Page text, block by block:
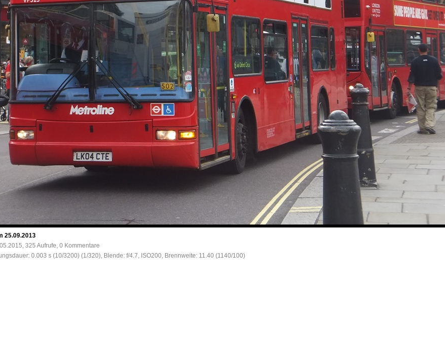
25.09.2013
325 Aufrufe, 0 Kommentare
0.003 s (10/3200) (1/320), Blende: f/4.7, ISO200, Brennweite: 11.40 (1140/100)